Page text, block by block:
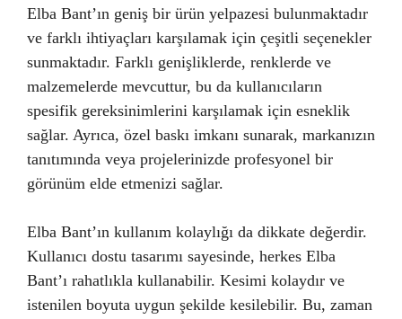
Elba Bant’ın geniş bir ürün yelpazesi bulunmaktadır
ve farklı ihtiyaçları karşılamak için çeşitli seçenekler
sunmaktadır. Farklı genişliklerde, renklerde ve
malzemelerde mevcuttur, bu da kullanıcıların
spesifik gereksinimlerini karşılamak için esneklik
sağlar. Ayrıca, özel baskı imkanı sunarak, markanızın
tanıtımında veya projelerinizde profesyonel bir
görünüm elde etmenizi sağlar.
Elba Bant’ın kullanım kolaylığı da dikkate değerdir.
Kullanıcı dostu tasarımı sayesinde, herkes Elba
Bant’ı rahatlıkla kullanabilir. Kesimi kolaydır ve
istenilen boyuta uygun şekilde kesilebilir. Bu, zaman